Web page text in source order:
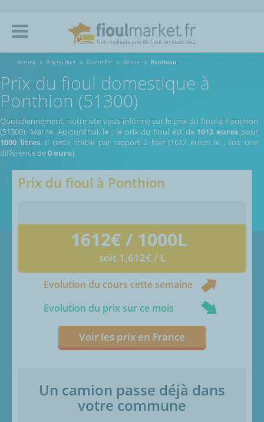
Accueil Prix du fioul Grand-Est Marne Ponthion
Prix du fioul domestique à
Ponthion (51300)
Quotidiennement, notre site vous informe sur le prix du fioul à Ponthion
(51300), Marne. Aujourd’hui, le, le prix du fioul est de 1612 euros pour
1000 litres. Il reste stable par rapport à hier (1612 euros le , soit une
différence de0 euro).
Prix du fioul à Ponthion
1612€ / 1000L
soit 1,612€ / L
Evolution du cours cette semaine
Evolution du prix sur ce mois
Voir les prix en France
Un camion passe déjà dans
votre commune